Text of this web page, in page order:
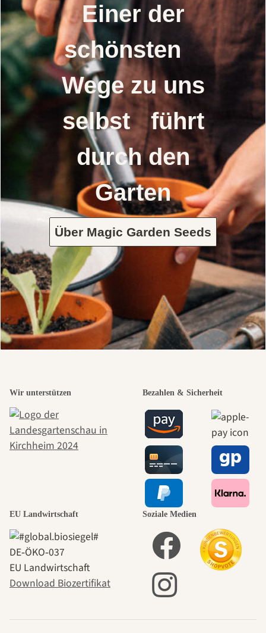
Einer der
schönsten
Wege zu uns
selbst führt
durch den
Garten
Über Magic Garden Seeds
Wir unterstützen Bezahlen & Sicherheit
EU Landwirtschaft
DE‑ÖKO‑037
EU Landwirtschaft
Download Biozertifikat
Soziale Medien